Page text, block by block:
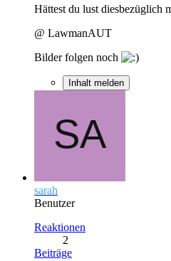
Hättest du lust diesbezüglich
@ LawmanAUT
Bilder folgen noch
Inhalt melden
sarah
Benutzer
Reaktionen
2
Beiträge